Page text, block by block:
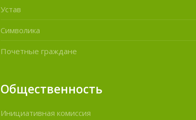
Устав
Символика
Почетные граждане
Общественность
Инициативная комиссия